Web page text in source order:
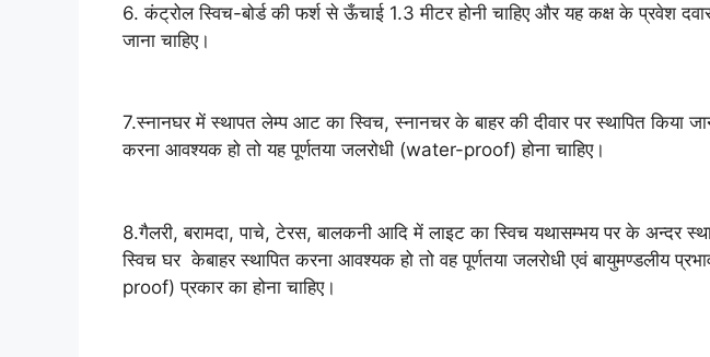
6. कंट्रोल स्विच-बोर्ड की फर्श से ऊँचाई 1.3 मीटर होनी चाहिए और यह कक्ष के प्रवेश
जाना चाहिए।
7.स्नानघर में स्थापत लेम्प आट का स्विच, स्नानचर के बाहर की दीवार पर स्थापित किया
करना आवश्यक हो तो यह पूर्णतया जलरोधी (water-proof) होना चाहिए।
8.गैलरी, बरामदा, पाचे, टेरस, बालकनी आदि में लाइट का स्विच यथासम्भय पर के अन्दर
स्विच घर केबाहर स्थापित करना आवश्यक हो तो वह पूर्णतया जलरोधी एवं बायुमण्डलीय
proof) प्रकार का होना चाहिए।